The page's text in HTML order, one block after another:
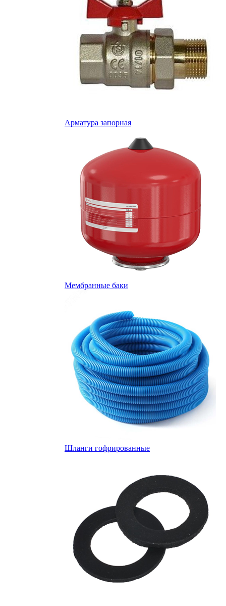
Арматура запорная
Мембранные баки
Шланги гофрированные